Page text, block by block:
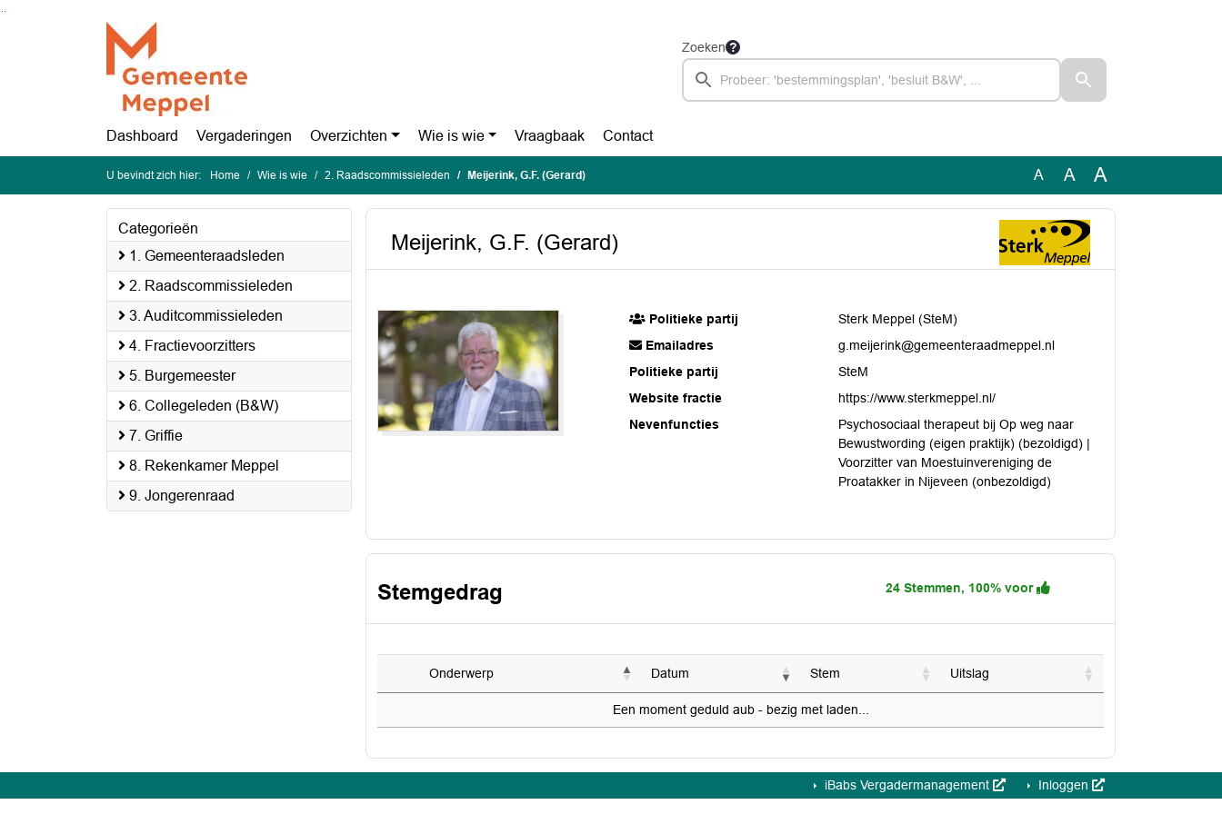
Ga naar de inhoud van deze pagina
Ga naar het zoeken
Ga naar het menu
Zoeken
Dashboard Vergaderingen Overzichten Wie is wie Vraagbaak Contact
U bevindt zich hier: Home Wie is wie 2. Raadscommissieleden Meijerink, G.F. (Gerard) A A A
Categorieën
1. Gemeenteraadsleden
2. Raadscommissieleden
3. Auditcommissieleden
4. Fractievoorzitters
5. Burgemeester
6. Collegeleden (B&W)
7. Griffie
8. Rekenkamer Meppel
9. Jongerenraad
Meijerink, G.F. (Gerard)
Politieke partij
Sterk Meppel (SteM)
Emailadres
g.meijerink@gemeenteraadmeppel.nl
Politieke partij
SteM
Website fractie
https://www.sterkmeppel.nl/
Nevenfuncties
Psychosociaal therapeut bij Op weg naar
Bewustwording (eigen praktijk) (bezoldigd) |
Voorzitter van Moestuinvereniging de
Proatakker in Nijeveen (onbezoldigd)
Stemgedrag 24 Stemmen, 100% voor
Onderwerp Datum Stem Uitslag
Een moment geduld aub - bezig met laden...
iBabs Vergadermanagement Inloggen